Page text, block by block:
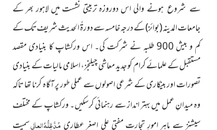
سے شروع ہونے والی اس دوروزہ تربیتی نشست میں لاہور بھر کے
جامعات المدینہ (بوائز) کے درجہ خامسہ سے دورۃُ الحدیث شریف تک کے
کم و بیش 900 طلبہ نے شرکت کی۔ اس ورکشاپ کا بنیادی مقصد
مستقبل کے علمائے کرام کو جدید معاشی چیلنجز، اسلامی مالیات کے بنیادی
تصورات اور بینکاری کے شرعی اصولوں سے عملی طور پر آگاہ کرنا تھا تاکہ
وہ میدانِ عمل میں بہتر انداز سے رہنمائی کرسکیں۔ ورکشاپ کےمختلف
سیشنز سے ماہرِ امورِ تجارت مفتی علی اصغر عطاری مُدَّظِلُّہُ العالیسمیت